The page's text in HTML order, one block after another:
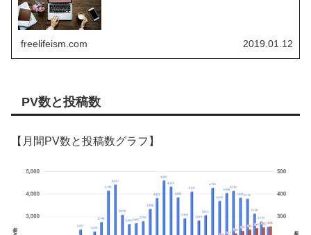
freelifeism.com 2019.01.12
PV数と投稿数
【月間PV数と投稿数グラフ】